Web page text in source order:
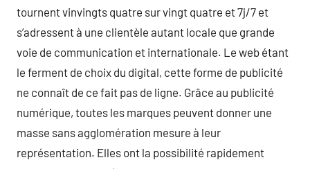
tournent vinvingts quatre sur vingt quatre et 7j/7 et
s’adressent à une clientèle autant locale que grande
voie de communication et internationale. Le web étant
le ferment de choix du digital, cette forme de publicité
ne connaît de ce fait pas de ligne. Grâce au publicité
numérique, toutes les marques peuvent donner une
masse sans agglomération mesure à leur
représentation. Elles ont la possibilité rapidement